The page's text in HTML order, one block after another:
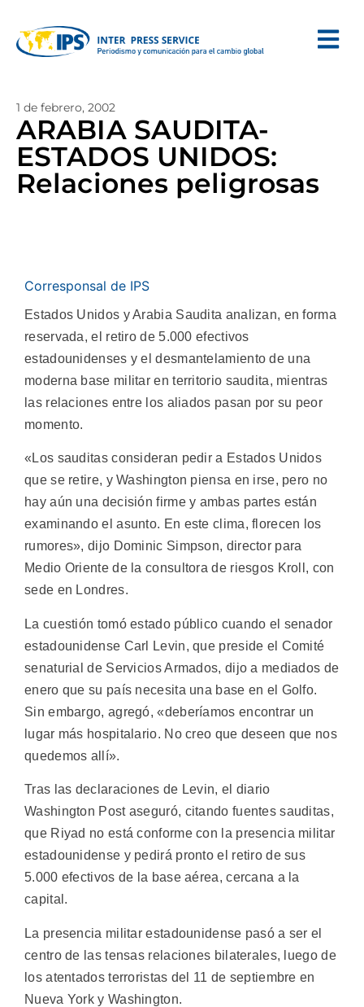
1 de febrero, 2002
ARABIA SAUDITA-
ESTADOS UNIDOS:
Relaciones peligrosas
Corresponsal de IPS
Estados Unidos y Arabia Saudita analizan, en forma
reservada, el retiro de 5.000 efectivos
estadounidenses y el desmantelamiento de una
moderna base militar en territorio saudita, mientras
las relaciones entre los aliados pasan por su peor
momento.
«Los sauditas consideran pedir a Estados Unidos
que se retire, y Washington piensa en irse, pero no
hay aún una decisión firme y ambas partes están
examinando el asunto. En este clima, florecen los
rumores», dijo Dominic Simpson, director para
Medio Oriente de la consultora de riesgos Kroll, con
sede en Londres.
La cuestión tomó estado público cuando el senador
estadounidense Carl Levin, que preside el Comité
senaturial de Servicios Armados, dijo a mediados de
enero que su país necesita una base en el Golfo.
Sin embargo, agregó, «deberíamos encontrar un
lugar más hospitalario. No creo que deseen que nos
quedemos allí».
Tras las declaraciones de Levin, el diario
Washington Post aseguró, citando fuentes sauditas,
que Riyad no está conforme con la presencia militar
estadounidense y pedirá pronto el retiro de sus
5.000 efectivos de la base aérea, cercana a la
capital.
La presencia militar estadounidense pasó a ser el
centro de las tensas relaciones bilaterales, luego de
los atentados terroristas del 11 de septiembre en
Nueva York y Washington.